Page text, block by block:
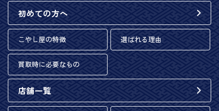
初めての方へ
こやし屋の特徴 選ばれる理由
買取時に必要なもの
店舗一覧